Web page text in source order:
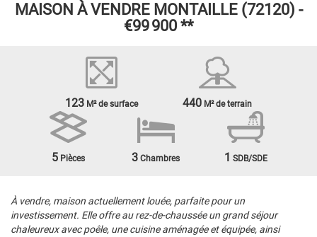
MAISON À VENDREMONTAILLE (72120) -
€99 900 **
123 M² de surface 440 M² de terrain
5 Pièces 3 Chambres 1 SDB/SDE
À vendre, maison actuellement louée, parfaite pour un
investissement. Elle offre au rez-de-chaussée un grand séjour
chaleureux avec poêle, une cuisine aménagée et équipée, ainsi